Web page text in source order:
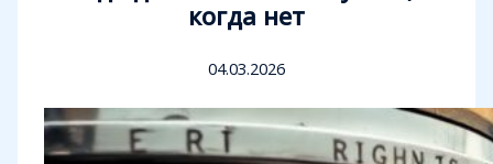
когда нет
04.03.2026